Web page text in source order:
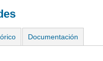
Documentación